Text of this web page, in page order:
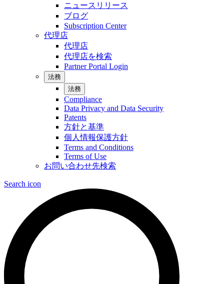
ニュースリリース
ブログ
Subscription Center
代理店
代理店
代理店を検索
Partner Portal Login
法務
法務
Compliance
Data Privacy and Data Security
Patents
方針と基準
個人情報保護方針
Terms and Conditions
Terms of Use
お問い合わせ先検索
Search icon